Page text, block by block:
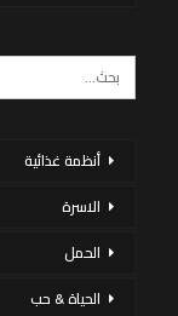
أنظمة غذائية
الاسرة
الحمل
الحياة & حب